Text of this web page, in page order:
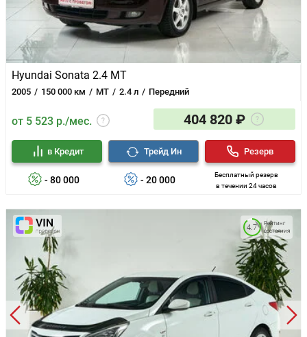
Hyundai Sonata 2.4 MT
2005 150 000 км MT 2.4 л Передний
от 5 523 р./мес. 404 820 ₽
- 80 000
в Кредит
- 20 000
Трейд Ин
Бесплатный резерв
в течении 24 часов
Резерв
Рейтинг
состояния
4.7